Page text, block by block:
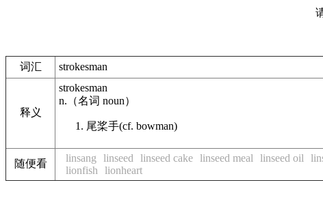
词汇 strokesman
释义
strokesman
n. （名词 noun）
尾桨手(cf. bowman)
随便看 linsang linseed linseed cake linseed meal linseed oil
lionfish
lionheart